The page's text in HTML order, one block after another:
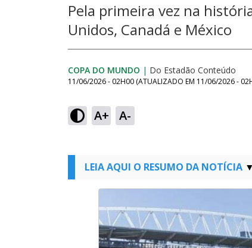
Pela primeira vez na
Unidos, Canadá e México
COPA DO MUNDO | Do Estadão Conteúdo
11/06/2026 - 02H00 (ATUALIZADO EM 11/06/2026 -
A+ A-
LEIA AQUI O RESUMO DA NOTÍCIA